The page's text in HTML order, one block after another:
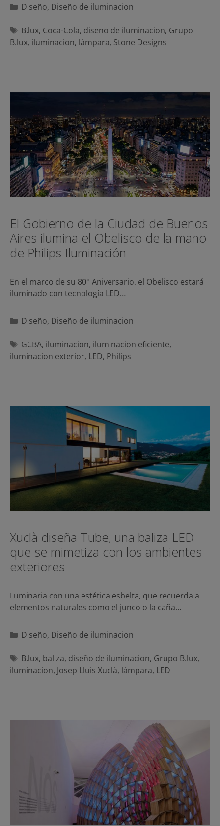
Categorías
Diseño, Diseño de iluminacion
Etiquetas
B.lux, Coca-Cola, diseño de iluminacion, Grupo
B.lux, iluminacion, lámpara, Stone Designs
El Gobierno de la Ciudad de Buenos
Aires ilumina el Obelisco de la mano
de Philips Iluminación
En el marco de su 80° Aniversario, el Obelisco estará
iluminado con tecnología LED…
Categorías
Diseño, Diseño de iluminacion
Etiquetas
GCBA, iluminacion, iluminacion eficiente,
iluminacion exterior, LED, Philips
Xuclà diseña Tube, una baliza LED
que se mimetiza con los ambientes
exteriores
Luminaria con una estética esbelta, que recuerda a
elementos naturales como el junco o la caña…
Categorías
Diseño, Diseño de iluminacion
Etiquetas
B.lux, baliza, diseño de iluminacion, Grupo B.lux,
iluminacion, Josep Lluis Xuclà, lámpara, LED